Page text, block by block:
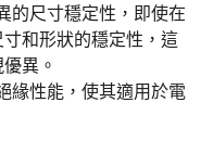
的尺寸穩定性，即使在
和形狀的穩定性，這
異。
緣性能，使其適用於電